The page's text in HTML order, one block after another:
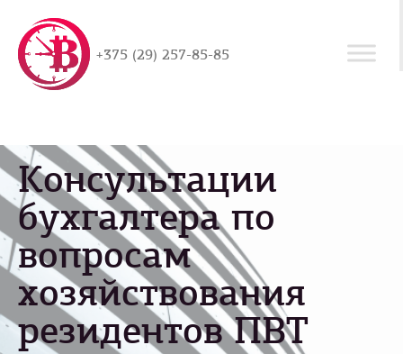
+375 (29) 257-85-85
Консультации
бухгалтера по
вопросам
хозяйствования
резидентов ПВТ